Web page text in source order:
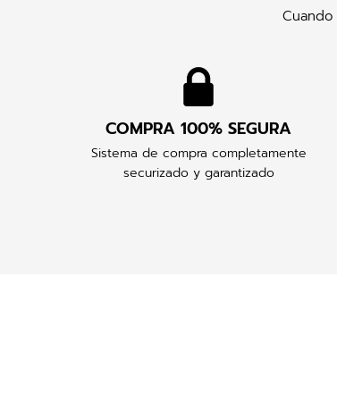
COMPRA 100% SEGURA
Sistema de compra completamente
securizado y garantizado